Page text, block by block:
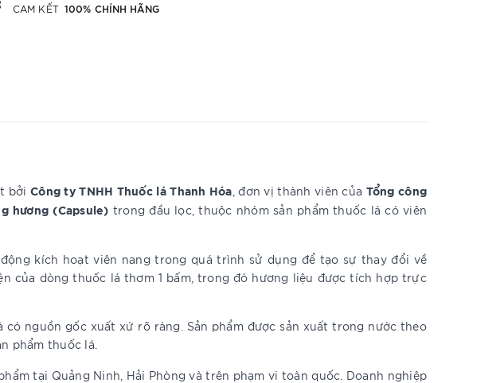
CAM KẾT 100% CHÍNH HÃNG
bởi Công ty TNHH Thuốc lá Thanh Hóa , đơn vị thành viên của Tổng công
hương (Capsule) trong đầu lọc, thuộc nhóm sản phẩm thuốc lá có viên
động kích hoạt viên nang trong quá trình sử dụng để tạo sự thay đổi về
của dòng thuốc lá thơm 1 bấm, trong đó hương liệu được tích hợp trực
nguồn gốc xuất xứ rõ ràng. Sản phẩm được sản xuất trong nước theo
phẩm thuốc lá.
tại Quảng Ninh, Hải Phòng và trên phạm vi toàn quốc. Doanh nghiệp